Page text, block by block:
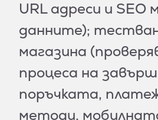
URL адреси и SEO
данните);
магазина
процеса на
поръчката,
методи,